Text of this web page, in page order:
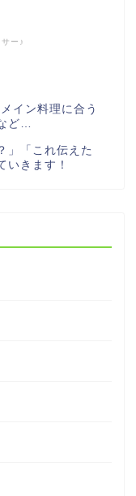
ー♪
イン料理に合う
ど…
」「これ伝えた
いきます！